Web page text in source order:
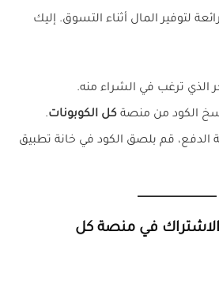
لتوفير المال أثناء التسوق. إليك
الذي ترغب في الشراء منه.
الكود من منصة كل الكوبونات.
الدفع، قم بلصق الكود في خانة تطبيق
في منصة كل